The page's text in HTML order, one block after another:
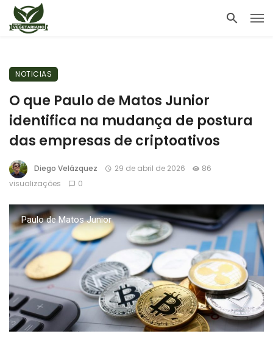
NOTICIAS
O que Paulo de Matos Junior
identifica na mudança de postura
das empresas de criptoativos
Diego Velázquez 29 de abril de 2026
86
visualizações
0
Paulo de Matos Junior